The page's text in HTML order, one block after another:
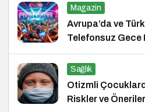
Magazin
Avrupa’da ve
Telefonsuz Gece
Sağlık
Otizmli
Riskler ve Öneriler